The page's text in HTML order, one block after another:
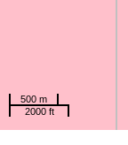
500 m
2000 ft